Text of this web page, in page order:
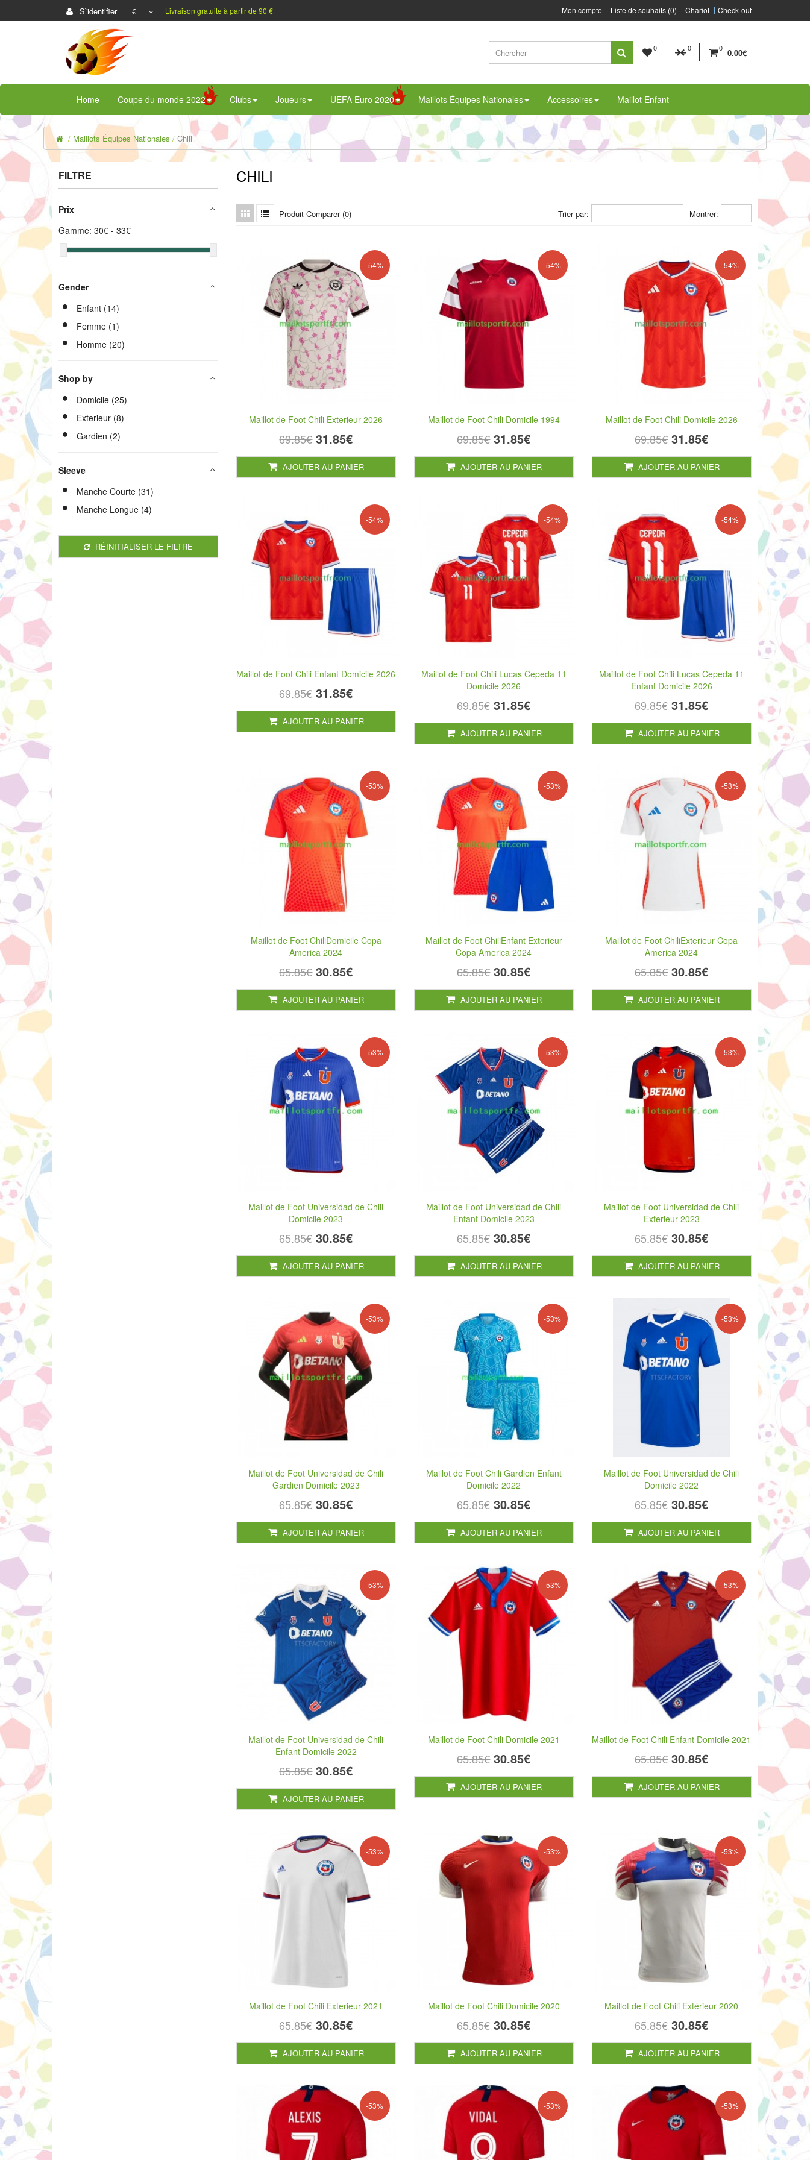
S`identifier € Livraison gratuite à partir de 90 € Mon compte Liste de souhaits (0) Chariot Check-out
0 0 0 0.00€
Home Coupe du monde 2022 Clubs Joueurs UEFA Euro 2020 Maillots Équipes Nationales Accessoires Maillot Enfant
Maillots Équipes Nationales Chili
FILTRE
Prix
Gamme: 30€ - 33€
Gender
Enfant (14)
Femme (1)
Homme (20)
Shop by
Domicile (25)
Exterieur (8)
Gardien (2)
Sleeve
Manche Courte (31)
Manche Longue (4)
RÉINITIALISER LE FILTRE
CHILI
Montrer:
Trier par:
Produit Comparer (0)
-54%
Maillot de Foot Chili Exterieur 2026
69.85€ 31.85€
AJOUTER AU PANIER
-54%
Maillot de Foot Chili Domicile 1994
69.85€ 31.85€
AJOUTER AU PANIER
-54%
Maillot de Foot Chili Domicile 2026
69.85€ 31.85€
AJOUTER AU PANIER
-54%
Maillot de Foot Chili Enfant Domicile 2026
69.85€ 31.85€
AJOUTER AU PANIER
-54%
Maillot de Foot Chili Lucas Cepeda 11
Domicile 2026
69.85€ 31.85€
AJOUTER AU PANIER
-54%
Maillot de Foot Chili Lucas Cepeda 11
Enfant Domicile 2026
69.85€ 31.85€
AJOUTER AU PANIER
-53%
Maillot de Foot ChiliDomicile Copa
America 2024
65.85€ 30.85€
AJOUTER AU PANIER
-53%
Maillot de Foot ChiliEnfant Exterieur
Copa America 2024
65.85€ 30.85€
AJOUTER AU PANIER
-53%
Maillot de Foot ChiliExterieur Copa
America 2024
65.85€ 30.85€
AJOUTER AU PANIER
-53%
Maillot de Foot Universidad de Chili
Domicile 2023
65.85€ 30.85€
AJOUTER AU PANIER
-53%
Maillot de Foot Universidad de Chili
Enfant Domicile 2023
65.85€ 30.85€
AJOUTER AU PANIER
-53%
Maillot de Foot Universidad de Chili
Exterieur 2023
65.85€ 30.85€
AJOUTER AU PANIER
-53%
Maillot de Foot Universidad de Chili
Gardien Domicile 2023
65.85€ 30.85€
AJOUTER AU PANIER
-53%
Maillot de Foot Chili Gardien Enfant
Domicile 2022
65.85€ 30.85€
AJOUTER AU PANIER
-53%
Maillot de Foot Universidad de Chili
Domicile 2022
65.85€ 30.85€
AJOUTER AU PANIER
-53%
Maillot de Foot Universidad de Chili
Enfant Domicile 2022
65.85€ 30.85€
AJOUTER AU PANIER
-53%
Maillot de Foot Chili Domicile 2021
65.85€ 30.85€
AJOUTER AU PANIER
-53%
Maillot de Foot Chili Enfant Domicile 2021
65.85€ 30.85€
AJOUTER AU PANIER
-53%
Maillot de Foot Chili Exterieur 2021
65.85€ 30.85€
AJOUTER AU PANIER
-53%
Maillot de Foot Chili Domicile 2020
65.85€ 30.85€
AJOUTER AU PANIER
-53%
Maillot de Foot Chili Extérieur 2020
65.85€ 30.85€
AJOUTER AU PANIER
-53% -53% -53%